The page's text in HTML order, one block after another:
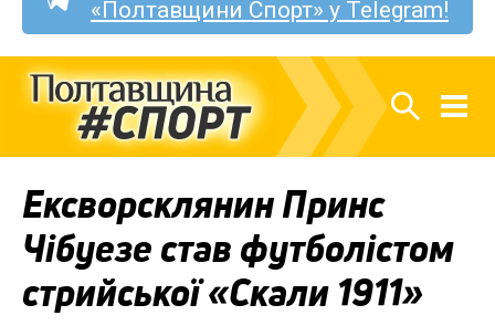
«Полтавщини Спорт» у Telegram!
Ексворсклянин Принс
Чібуезе став футболістом
стрийської «Скали 1911»